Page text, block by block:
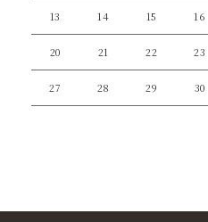
13 14 15 16
20 21 22 23
27 28 29 30